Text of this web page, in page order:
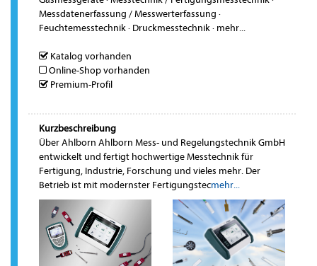
Messdatenerfassung / Messwerterfassung ·
Feuchtemesstechnik· Druckmesstechnik· mehr...
Katalog vorhanden
Online-Shop vorhanden
Premium-Profil
Kurzbeschreibung
Über Ahlborn Ahlborn Mess- und Regelungstechnik GmbH
entwickelt und fertigt hochwertige Messtechnik für
Fertigung, Industrie, Forschung und vieles mehr. Der
Betrieb ist mit modernster Fertigungstecmehr...